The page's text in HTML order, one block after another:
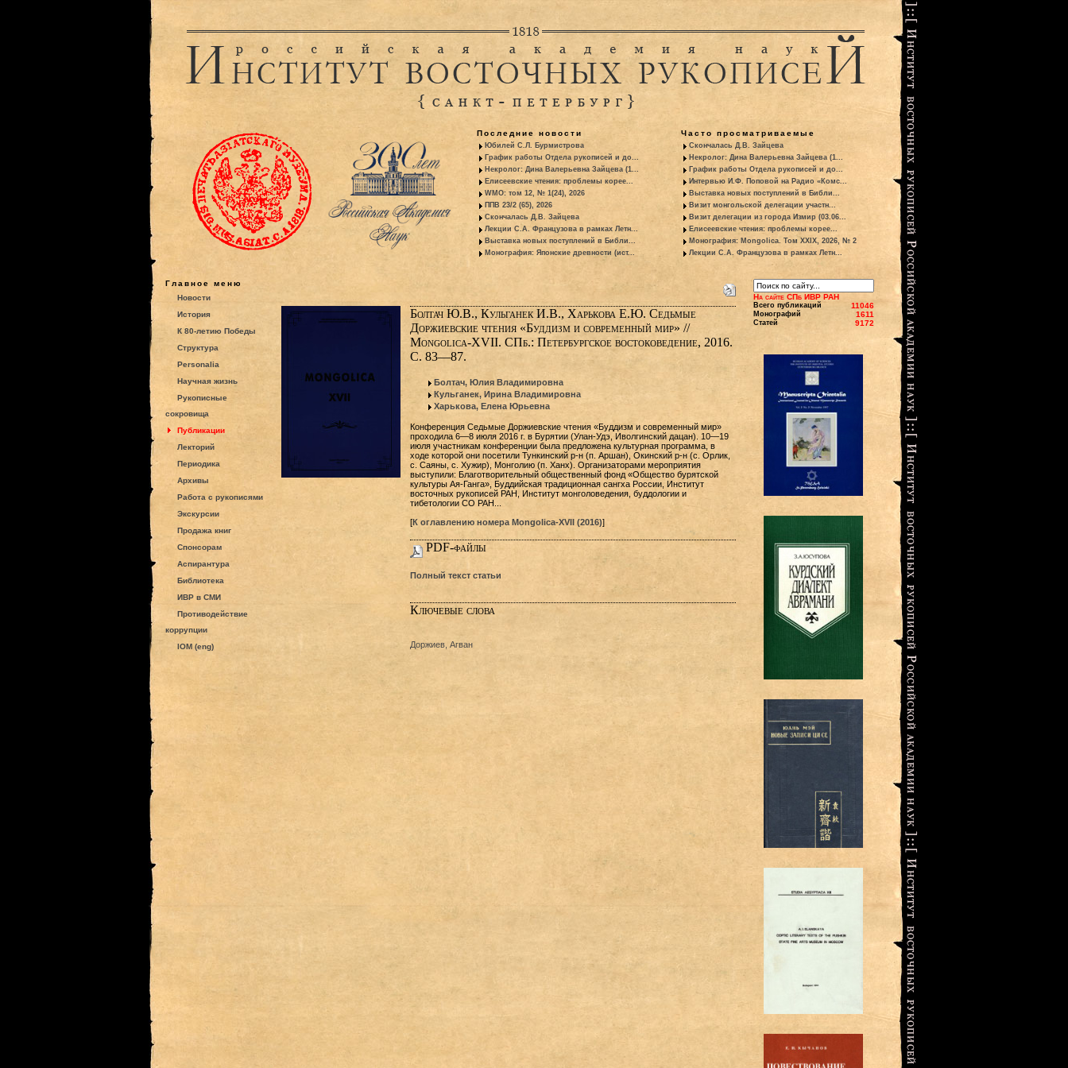
Последние новости
Юбилей С.Л. Бурмистрова
График работы Отдела рукописей и до...
Некролог: Дина Валерьевна Зайцева (1...
Елисеевские чтения: проблемы корее...
WMO: том 12, № 1(24), 2026
ППВ 23/2 (65), 2026
Скончалась Д.В. Зайцева
Лекции С.А. Французова в рамках Летн...
Выставка новых поступлений в Библи...
Монография: Японские древности (ист...
Часто просматриваемые
Скончалась Д.В. Зайцева
Некролог: Дина Валерьевна Зайцева (1...
График работы Отдела рукописей и до...
Интервью И.Ф. Поповой на Радио «Комс...
Выставка новых поступлений в Библи...
Визит монгольской делегации участн...
Визит делегации из города Измир (03.06...
Елисеевские чтения: проблемы корее...
Монография: Mongolica. Том XXIX, 2026, № 2
Лекции С.А. Французова в рамках Летн...
Главное меню
Новости
История
К 80-летию Победы
Структура
Personalia
Научная жизнь
Рукописные
сокровища
Публикации
Лекторий
Периодика
Архивы
Работа с рукописями
Экскурсии
Продажа книг
Спонсорам
Аспирантура
Библиотека
ИВР в СМИ
Противодействие
коррупции
IOM (eng)
Болтач Ю.В., Кульганек И.В., Харькова Е.Ю. Седьмые
Доржиевские чтения «Буддизм и современный мир» //
Mongolica-XVII. СПб.: Петербургское востоковедение, 2016.
С. 83—87.
Болтач, Юлия Владимировна
Кульганек, Ирина Владимировна
Харькова, Елена Юрьевна
Конференция Седьмые Доржиевские чтения «Буддизм и современный мир»
проходила 6—8 июля 2016 г. в Бурятии (Улан-Удэ, Иволгинский дацан). 10—19
июля участникам конференции была предложена культурная программа, в
ходе которой они посетили Тункинский р-н (п. Аршан), Окинский р-н (с. Орлик,
с. Саяны, с. Хужир), Монголию (п. Ханх). Организаторами мероприятия
выступили: Благотворительный общественный фонд «Общество бурятской
культуры Ая-Ганга», Буддийская традиционная сангха России, Институт
восточных рукописей РАН, Институт монголоведения, буддологии и
тибетологии СО РАН...
[К оглавлению номера Mongolica-XVII (2016)]
PDF-файлы
Полный текст статьи
Ключевые слова
Доржиев, Агван
На сайте СПб ИВР РАН
Всего публикаций 11046
Монографий 1611
Статей 9172